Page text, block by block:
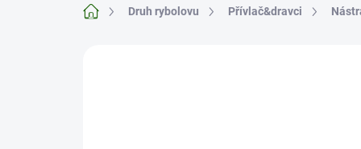
Domů Druh rybolovu Přívlač&dravci